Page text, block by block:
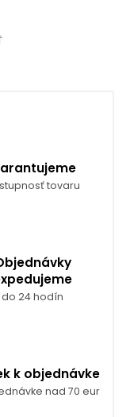
tovaru
do 24 hodín
k objednávke
nad 70 eur